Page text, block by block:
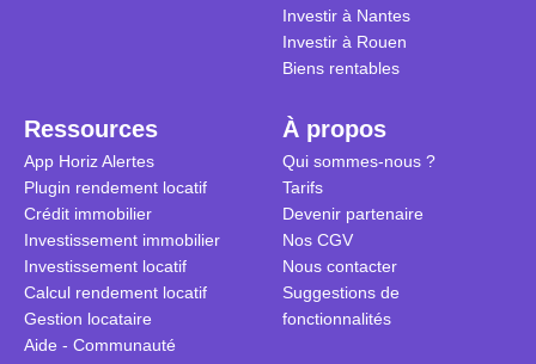
Investir à Nantes
Investir à Rouen
Biens rentables
Ressources
App Horiz Alertes
Plugin rendement locatif
Crédit immobilier
Investissement immobilier
Investissement locatif
Calcul rendement locatif
Gestion locataire
Aide - Communauté
À propos
Qui sommes-nous ?
Tarifs
Devenir partenaire
Nos CGV
Nous contacter
Suggestions de
fonctionnalités